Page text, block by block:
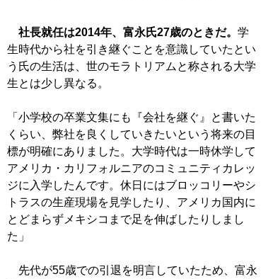
社長就任は2014年、富永氏27歳のときだ。 学
生時代から社を引き継ぐことを意識していたとい
う氏の生活は、世のモラトリアムと称される大学
生とは少し異なる。
「小学校の卒業文集にも『会社を継ぐ』と書いた
くらい、弊社を良くしていきたいという将来の目
標が明確にありました。大学時代は一時休学して
アメリカ・カリフォルニアのコミュニティカレッ
ジに入学したんです。休日にはブロッコリーやシ
トラスの生産現場を見学したり、アメリカ国内に
とどまらずメキシコまで足を伸ばしたりしまし
た」
先代が55歳での引退を明言していたため、富永